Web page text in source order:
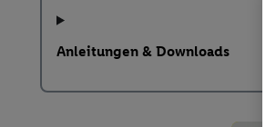
Anleitungen & Downloads